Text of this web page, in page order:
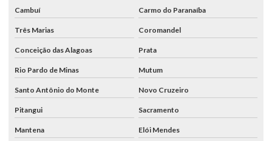
Cambuí Carmo do Paranaíba
Três Marias Coromandel
Conceição das Alagoas Prata
Rio Pardo de Minas Mutum
Santo Antônio do Monte Novo Cruzeiro
Pitangui Sacramento
Mantena Elói Mendes